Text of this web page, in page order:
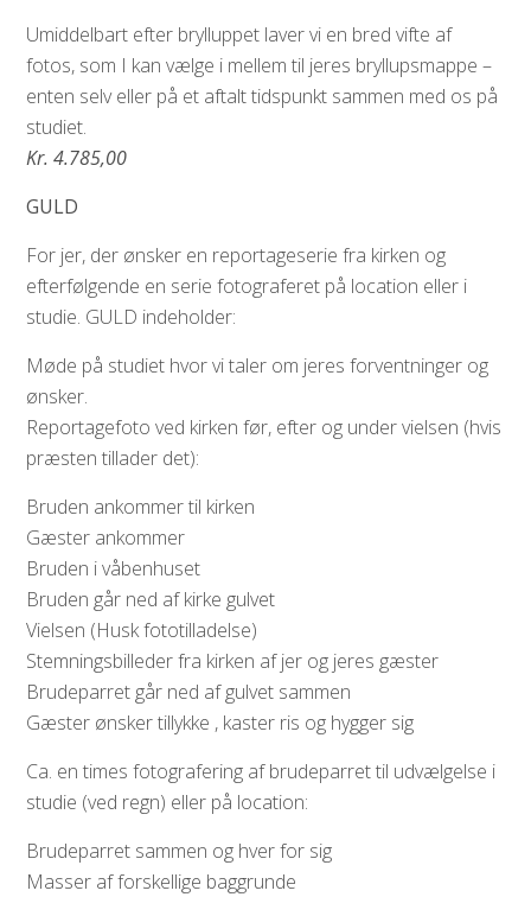
Umiddelbart efter brylluppet laver vi en bred vifte af
fotos, som I kan vælge i mellem til jeres bryllupsmappe –
enten selv eller på et aftalt tidspunkt sammen med os på
studiet.
Kr. 4.785,00
GULD
For jer, der ønsker en reportageserie fra kirken og
efterfølgende en serie fotograferet på location eller i
studie. GULD indeholder:
Møde på studiet hvor vi taler om jeres forventninger og
ønsker.
Reportagefoto ved kirken før, efter og under vielsen (hvis
præsten tillader det):
Bruden ankommer til kirken
Gæster ankommer
Bruden i våbenhuset
Bruden går ned af kirke gulvet
Vielsen (Husk fototilladelse)
Stemningsbilleder fra kirken af jer og jeres gæster
Brudeparret går ned af gulvet sammen
Gæster ønsker tillykke , kaster ris og hygger sig
Ca. en times fotografering af brudeparret til udvælgelse i
studie (ved regn) eller på location:
Brudeparret sammen og hver for sig
Masser af forskellige baggrunde